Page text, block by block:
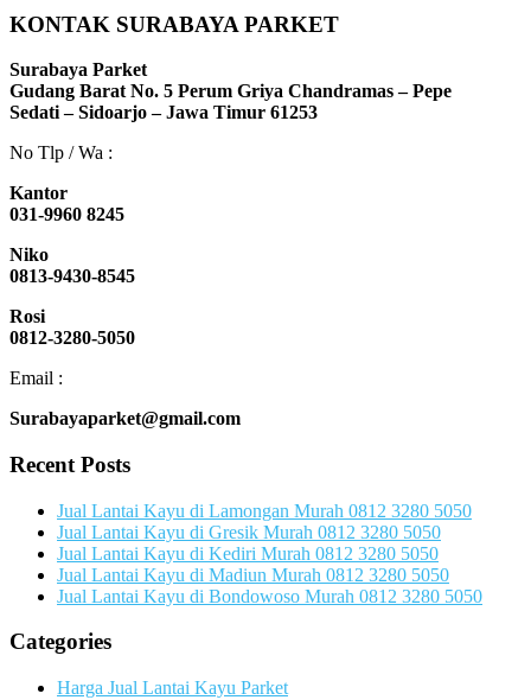
KONTAK SURABAYA PARKET
Surabaya Parket
Gudang Barat No. 5 Perum Griya Chandramas – Pepe
Sedati – Sidoarjo – Jawa Timur 61253
No Tlp / Wa :
Kantor
031-9960 8245
Niko
0813-9430-8545
Rosi
0812-3280-5050
Email :
Surabayaparket@gmail.com
Recent Posts
Jual Lantai Kayu di Lamongan Murah 0812 3280 5050
Jual Lantai Kayu di Gresik Murah 0812 3280 5050
Jual Lantai Kayu di Kediri Murah 0812 3280 5050
Jual Lantai Kayu di Madiun Murah 0812 3280 5050
Jual Lantai Kayu di Bondowoso Murah 0812 3280 5050
Categories
Harga Jual Lantai Kayu Parket